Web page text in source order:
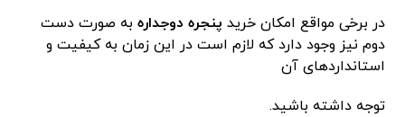
در برخی مواقع امکان خرید پنجره دوجداره به صورت دست
دوم نیز وجود دارد که لازم است در این زمان به کیفیت و
استانداردهای آن
توجه داشته باشید.